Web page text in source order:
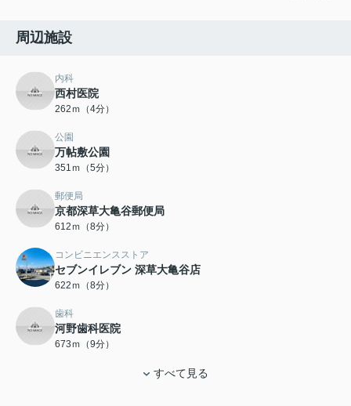
周辺施設
内科
西村医院
262ｍ（4分）
公園
万帖敷公園
351ｍ（5分）
郵便局
京都深草大亀谷郵便局
612ｍ（8分）
コンビニエンスストア
セブンイレブン 深草大亀谷店
622ｍ（8分）
歯科
河野歯科医院
673ｍ（9分）
すべて見る